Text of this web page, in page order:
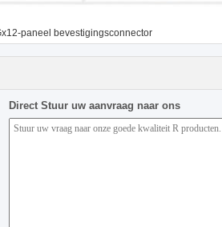
paneel bevestigingsconnector
Direct Stuur uw aanvraag naar ons